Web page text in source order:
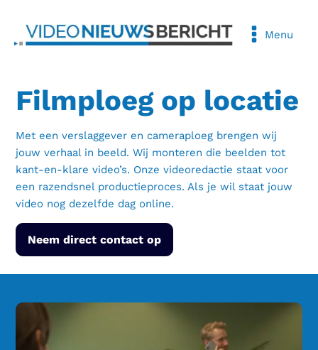
Menu
Filmploeg op locatie
Met een verslaggever en cameraploeg brengen wij
jouw verhaal in beeld. Wij monteren die beelden tot
kant-en-klare video’s. Onze videoredactie staat voor
een razendsnel productieproces. Als je wil staat jouw
video nog dezelfde dag online.
Neem direct contact op